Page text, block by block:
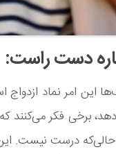
دست راست:
این امر نماد
برخی فکر می‌کنند
درست نیست.